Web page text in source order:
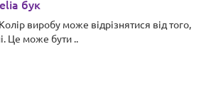
бук
виробу може відрізнятися від того,
Це може бути ..